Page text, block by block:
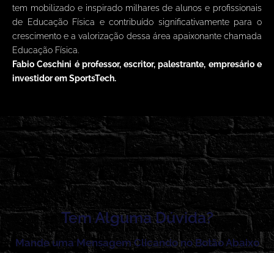
tem mobilizado e inspirado milhares de alunos e profissionais
de Educação Física e contribuído significativamente para o
crescimento e a valorização dessa área apaixonante chamada
Educação Física.
Fabio Ceschini é professor, escritor, palestrante, empresário e
investidor em SportsTech.
Tem Alguma Dúvida?
Mande uma Mensagem Clicando no Botão Abaixo